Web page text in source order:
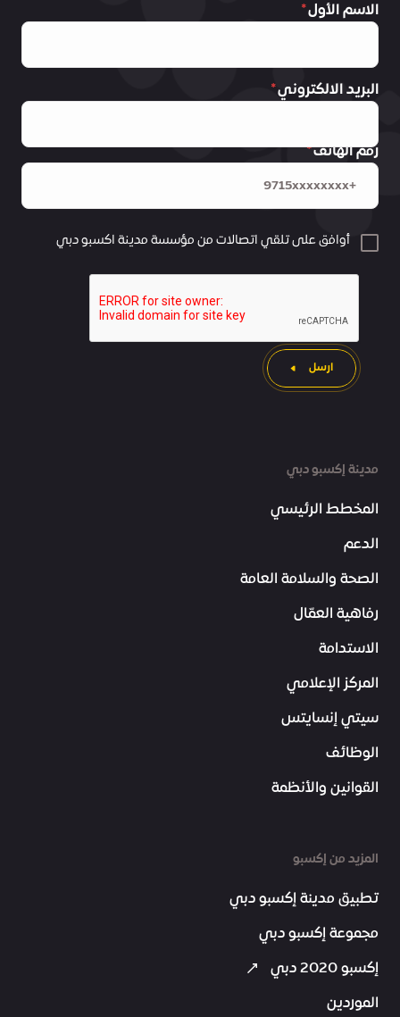
مدينة إكسبو دبي
المخطط الرئيسي
الدعم
الصحة والسلامة العامة
رفاهية العمّال
الاستدامة
المركز الإعلامي
سيتي إنسايتس
الوظائف
القوانين والأنظمة
المزيد من إكسبو
تطبيق مدينة إكسبو دبي
مجموعة إكسبو دبي
إكسبو 2020 دبي
الموردين
الاسم الأول
البريد الالكتروني
رقم الهاتف
أوافق على تلقي اتصالات من مؤسسة مدينة اكسبو دبي
ارسل